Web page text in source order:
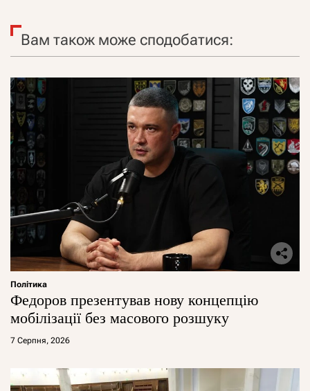
Вам також може сподобатися:
Політика
Федоров презентував нову концепцію
мобілізації без масового розшуку
7 Серпня, 2026